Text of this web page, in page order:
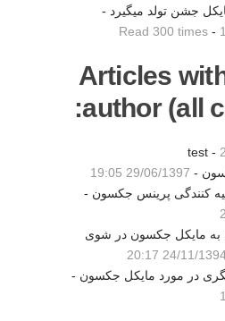
جشن تولد میگیرد -
-
Read 300 times
Articles
author (all
test -
-
29/06/1397 19:05
کنندگی پرینس جکسون -
به مایکل جکسون در شوی
24/11/1394
در مورد مایکل جکسون -